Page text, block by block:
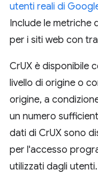
utenti reali di
Include le metriche
per i siti web con
CrUX è disponibile
livello di origine o
origine, a
un numero
dati di CrUX sono
per l'accesso
utilizzati dagli utenti.